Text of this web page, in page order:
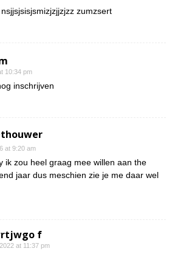
zumzsert
10:34 pm
inschrijven
at 9:20 am
ik zou heel graag mee willen aan the
jaar dus meschien zie je me daar wel
f
at 11:37 pm